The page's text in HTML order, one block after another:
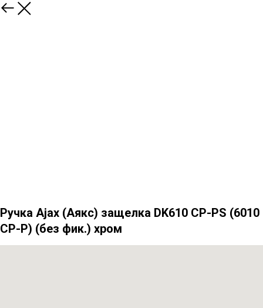
Назад
Ручка Ajax (Аякс) защелка DK610 CP-PS (6010
CP-P) (без фик.) хром